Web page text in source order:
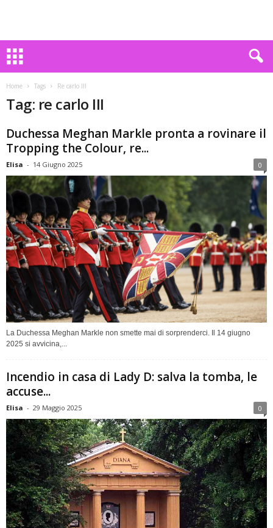
Home Tags Re carlo III
Tag: re carlo III
Duchessa Meghan Markle pronta a rovinare il
Tropping the Colour, re...
Elisa - 14 Giugno 2025 0
La Duchessa Meghan Markle non smette mai di sorprenderci. Il 14 giugno
2025 si avvicina,...
Incendio in casa di Lady D: salva la tomba, le
accuse...
Elisa - 29 Maggio 2025 0